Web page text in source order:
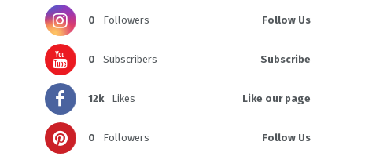
0 Followers Follow Us
0 Subscribers Subscribe
12k Likes Like our page
0 Followers Follow Us